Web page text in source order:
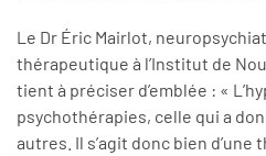
Le Dr Éric Mairlot,
thérapeutique à l’Institut de
tient à préciser d’emblée : «
psychothérapies, celle qui a
autres. Il s’agit donc bien d’une